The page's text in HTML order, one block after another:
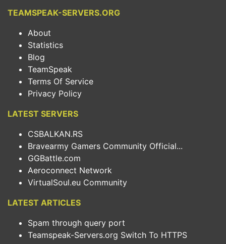
TEAMSPEAK-SERVERS.ORG
About
Statistics
Blog
TeamSpeak
Terms Of Service
Privacy Policy
LATEST SERVERS
CSBALKAN.RS
Bravearmy Gamers Community Official...
GGBattle.com
Aeroconnect Network
VirtualSoul.eu Community
LATEST ARTICLES
Spam through query port
Teamspeak-Servers.org Switch To HTTPS